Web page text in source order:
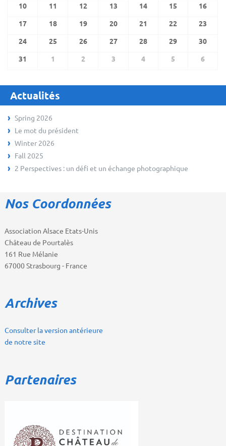
10
11 12 13 14 15
16
17
18 19 20 21 22
23
24
25 26 27 28 29
30
31
1 2 3 4 5 6
Actualités
Spring 2026
Le mot du président
Winter 2026
Fall 2025
2 Perspectives : un défi et un échange photographique
Nos Coordonnées
Association Alsace Etats-Unis
Château de Pourtalès
161 Rue Mélanie
67000 Strasbourg - France
Archives
Consulter la version antérieure
de notre site
Partenaires